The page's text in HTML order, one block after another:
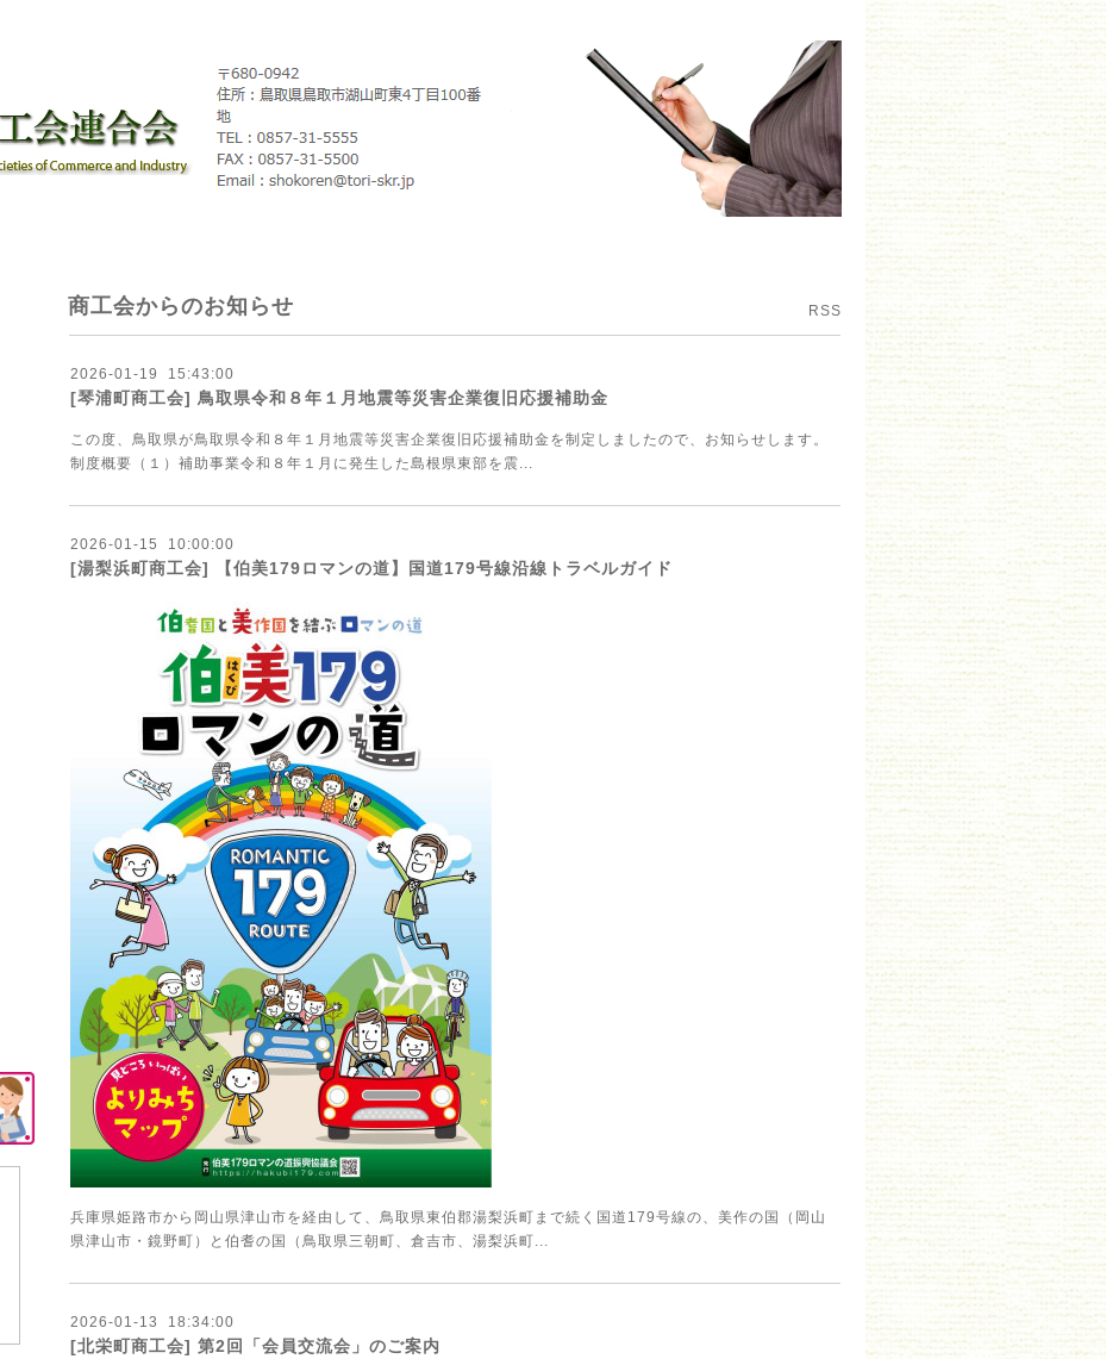
商工会からのお知らせ RSS
2026-01-19 15:43:00
[琴浦町商工会] 鳥取県令和８年１月地震等災害企業復旧応援補助金
この度、鳥取県が鳥取県令和８年１月地震等災害企業復旧応援補助金を制定しましたので、お知らせします。
制度概要（１）補助事業令和８年１月に発生した島根県東部を震...
2026-01-15 10:00:00
[湯梨浜町商工会] 【伯美179ロマンの道】国道179号線沿線トラベルガイド
兵庫県姫路市から岡山県津山市を経由して、鳥取県東伯郡湯梨浜町まで続く国道179号線の、美作の国（岡山
県津山市・鏡野町）と伯耆の国（鳥取県三朝町、倉吉市、湯梨浜町...
2026-01-13 18:34:00
[北栄町商工会] 第2回「会員交流会」のご案内